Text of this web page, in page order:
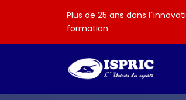
Plus de 25 ans dans
formation